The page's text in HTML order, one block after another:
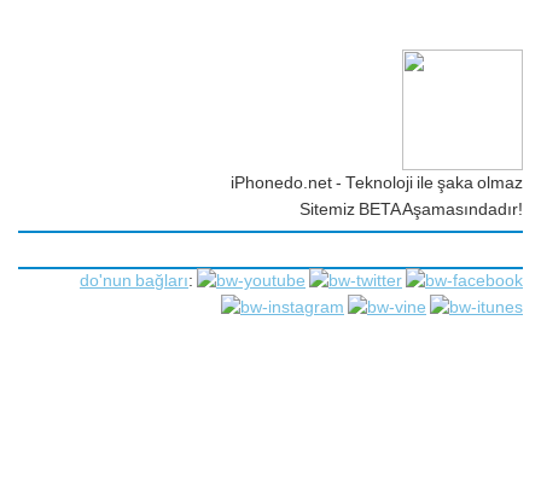
iPhonedo.net - Teknoloji ile şaka olmaz
Sitemiz BETA Aşamasındadır!
do'nun bağları: